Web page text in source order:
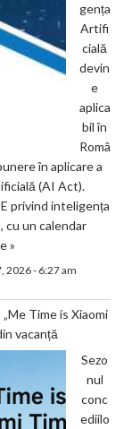
gența
Artifi
cială
devin
e
aplica
bil în
Româ
în aplicare a
(AI Act).
privind inteligența
cu un calendar
»
2026 - 6:27 am
Time is Xiaomi
vacanță
Sezo
nul
conc
ediilo